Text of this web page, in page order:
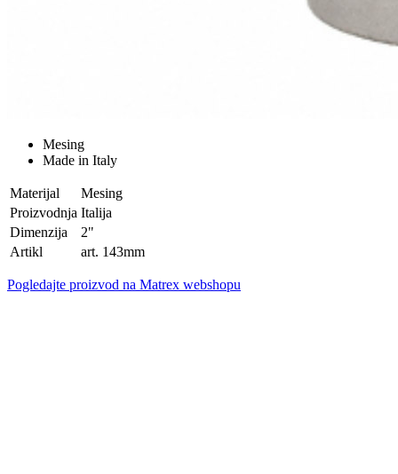
Mesing
Made in Italy
Materijal
Mesing
Proizvodnja Italija
Dimenzija
2"
Artikl
art. 143mm
Pogledajte proizvod na Matrex webshopu